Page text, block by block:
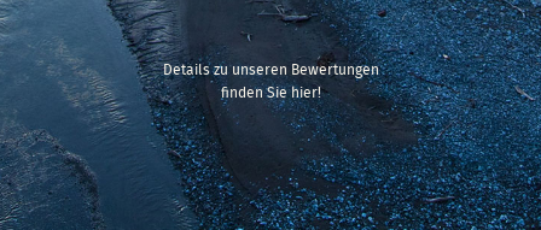
Details zu unseren Bewertungen
finden Sie hier!